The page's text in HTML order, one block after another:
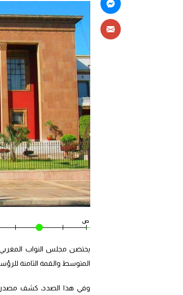
ص
المتوسط والقمة الثامنة
وفي هذا الصدد، كشف مصدر